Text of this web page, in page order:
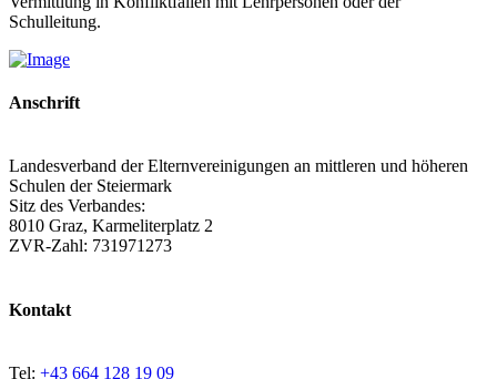
Schulleitung.
Anschrift
Landesverband der Elternvereinigungen an mittleren und höheren
Schulen der Steiermark
Sitz des Verbandes:
8010 Graz, Karmeliterplatz 2
ZVR-Zahl: 731971273
Kontakt
Tel: +43 664 128 19 09